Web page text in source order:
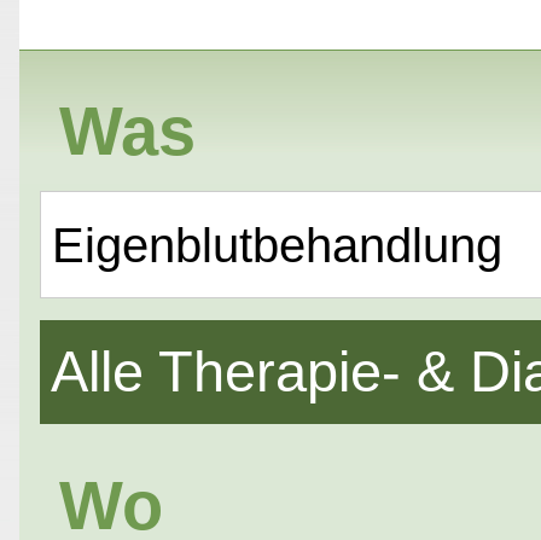
Was
Eigenblutbehandlung
Alle Therapie- &
Wo